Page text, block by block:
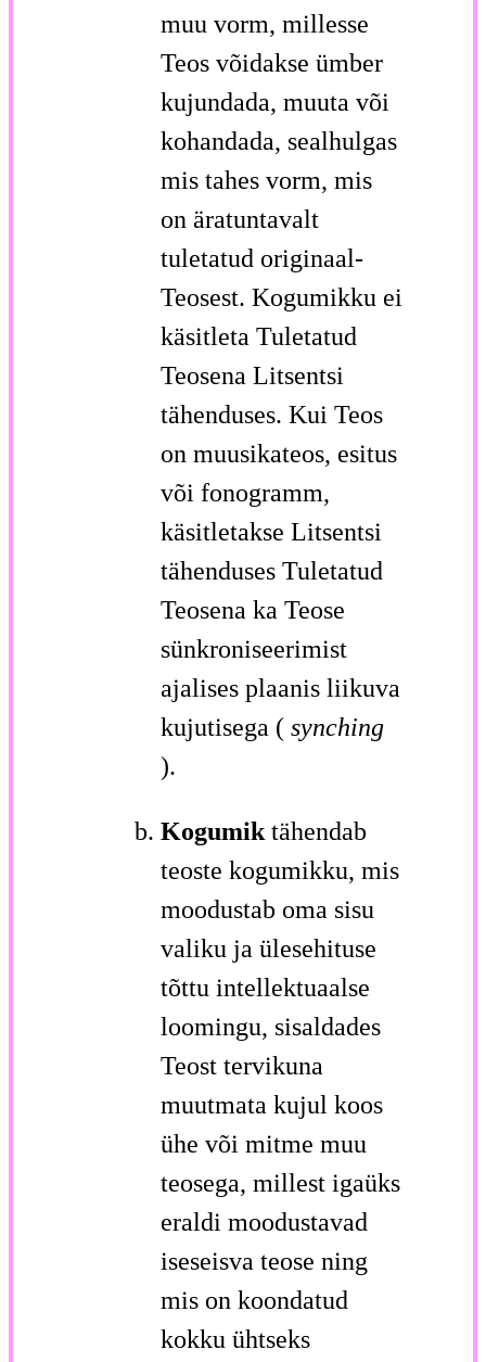
muu vorm, millesse
Teos võidakse ümber
kujundada, muuta või
kohandada, sealhulgas
mis tahes vorm, mis
on äratuntavalt
tuletatud originaal-
Teosest. Kogumikku ei
käsitleta Tuletatud
Teosena Litsentsi
tähenduses. Kui Teos
on muusikateos, esitus
või fonogramm,
käsitletakse Litsentsi
tähenduses Tuletatud
Teosena ka Teose
sünkroniseerimist
ajalises plaanis liikuva
kujutisega ( synching
).
Kogumik tähendab
teoste kogumikku, mis
moodustab oma sisu
valiku ja ülesehituse
tõttu intellektuaalse
loomingu, sisaldades
Teost tervikuna
muutmata kujul koos
ühe või mitme muu
teosega, millest igaüks
eraldi moodustavad
iseseisva teose ning
mis on koondatud
kokku ühtseks